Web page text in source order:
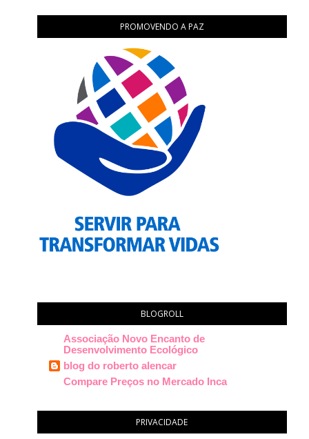
PROMOVENDO A PAZ
BLOGROLL
Associação Novo Encanto de
Desenvolvimento Ecológico
blog do roberto alencar
Compare Preços no Mercado Inca
PRIVACIDADE